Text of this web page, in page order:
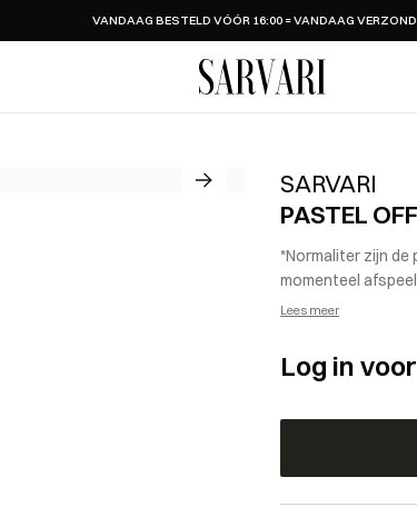
VANDAAG BESTELD VÓÓR 16:00 = VANDAAG
SARVARI
SARVARI
PASTEL
*Normaliter zijn
momenteel
Lees meer
Log in